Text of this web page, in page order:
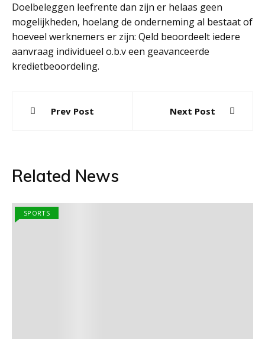
Doelbeleggen leefrente dan zijn er helaas geen
mogelijkheden, hoelang de onderneming al bestaat of
hoeveel werknemers er zijn: Qeld beoordeelt iedere
aanvraag individueel o.b.v een geavanceerde
kredietbeoordeling.
navigation
Prev Post Next Post
Related News
SPORTS